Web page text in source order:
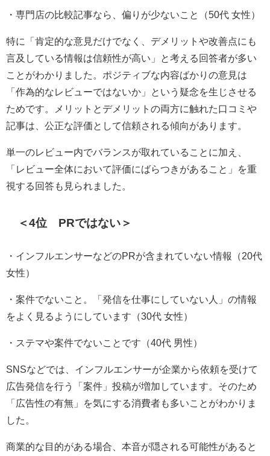
・専門店の比較記事なら、偏りが少ないこと（50代 女性）
特に「肯定的な意見だけでなく、デメリットや改善点にも
言及している情報は信頼性が高い」と考える回答者が多い
ことがわかりました。ポジティブな内容ばかりの意見は
「作為的なレビューではないか」という疑念を生じさせる
ためです。メリットとデメリットの両方に触れた口コミや
記事は、公正な評価として信頼される傾向があります。
単一のレビュー内でバランスが取れていることに加え、
「レビュー全体において評価にばらつきがあること」を重
視する回答も見られました。
＜4位 PRではない＞
・インフルエンサーなどのPRが含まれていない情報（20代
女性）
・案件でないこと。「発信を仕事にしていない人」の情報
をよく見るようにしています（30代 女性）
・ステマや案件でないことです（40代 男性）
SNSなどでは、インフルエンサーが企業から依頼を受けて
広告発信を行う「案件」投稿が増加しています。そのため
「広告性の有無」を気にする消費者も多いことがわかりま
した。
商業的な目的がある場合、本音が隠される可能性があると